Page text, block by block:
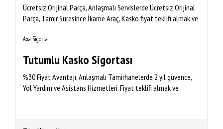
Ücretsiz Orijinal Parça, Anlaşmalı Servislerde Ücretsiz Orijinal
Parça, Tamir Süresince İkame Araç, Kasko fiyat teklifi almak ve
Axa Sigorta
Tutumlu Kasko Sigortası
%30 Fiyat Avantajı, Anlaşmalı Tamirhanelerde 2 yıl güvence,
Yol Yardım ve Asistans Hizmetleri. Fiyat teklifi almak ve